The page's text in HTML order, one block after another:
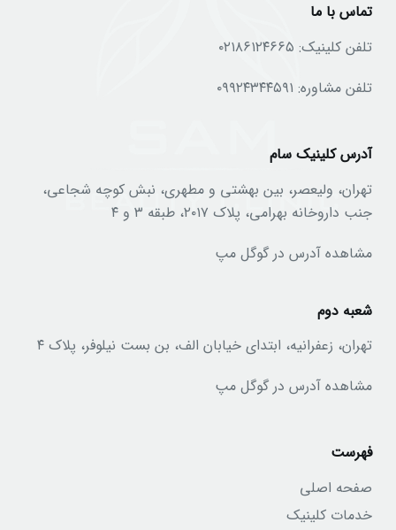
تماس با ما
تلفن کلینیک: ۰۲۱۸۶۱۲۴۶۶۵
تلفن مشاوره: ۰۹۹۲۴۳۴۴۵۹۱
آدرس کلینیک سام
تهران، ولیعصر، بین بهشتی و مطهری، نبش کوچه شجاعی،
جنب داروخانه بهرامی، پلاک ۲۰۱۷، طبقه ۳ و ۴
مشاهده آدرس در گوگل مپ
شعبه دوم
تهران، زعفرانیه، ابتدای خیابان الف، بن بست نیلوفر، پلاک ۴
مشاهده آدرس در گوگل مپ
فهرست
صفحه اصلی
خدمات کلینیک